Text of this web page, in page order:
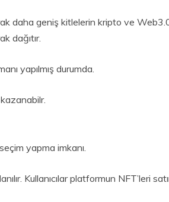
daha geniş kitlelerin kripto ve
dağıtır.
yapılmış durumda.
yapma imkanı.
Kullanıcılar platformun NFT’leri